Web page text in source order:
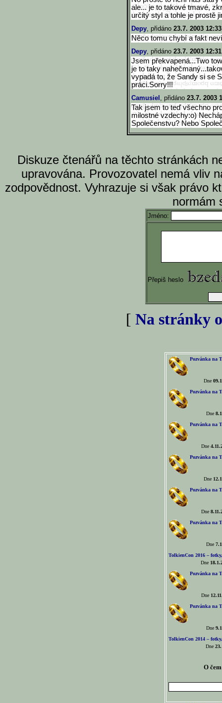
ale... je to takové tmavé,
určitý styl a tohle je prostě
Depy, přidáno 23.7. 2003
Něco tomu chybí a fakt
Depy, přidáno 23.7. 2003
Jsem překvapená...Two
je to taky
vypadá to, že Sandy si se
práci.Sorry!!!
Camusiel , přidáno 23.7. 2003
Tak jsem to teď všechno
milostné vzdechy:o)
Společenstvu? Nebo
Diskuze čtenářů na těchto stránkách
upravována. Provozovatel nemá vliv
zodpovědnost. Vyhrazuje si však právo
normám
Jméno:
Přepiš heslo
[ Na stránky
Pozvánka na
Dne
Pozvánka na
Dne
Pozvánka na
Dne
Pozvánka na
Dne
Pozvánka na
Dne
Pozvánka na
Dne
TolkienCon 2016 –
Dne
Pozvánka na
Dne
Pozvánka na
Dne
TolkienCon 2014 –
Dne
O